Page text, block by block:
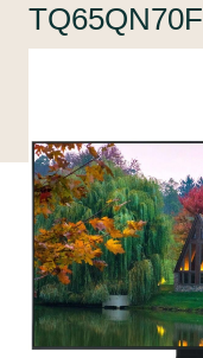
TQ65QN70F